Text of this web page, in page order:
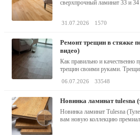
сверхпрочный ламинат 33 и 34
31.07.2026 1570
ремонт трещин в стяжке пола своими руками (фото,
видео)
Как правильно и качественно
трещин своими руками.
06.07.2026 33548
новинка ламинат tulesna
Новинка ламинат Tulesna
вам новую коллекцию